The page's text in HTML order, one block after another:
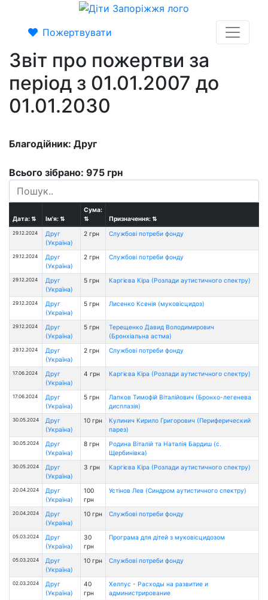
Пожертвувати
Звіт про пожертви за
період з 01.01.2007 до
01.01.2030
Благодійник: Друг
Всього зібрано: 975 грн
Дата:⇅ Ім'я:⇅
Сума:
⇅
Призначення:⇅
29.12.2024
Друг
(Україна)
2 грн Службові потреби фонду
29.12.2024
Друг
(Україна)
2 грн Службові потреби фонду
29.12.2024
Друг
(Україна)
5 грн Каргієва Кіра (Розлади аутистичного спектру)
29.12.2024
Друг
(Україна)
5 грн Лисенко Ксенія (муковісцидоз)
29.12.2024
Друг
(Україна)
5 грн
Терещенко Давид Володимирович
(Бронхіальна астма)
29.12.2024
Друг
(Україна)
2 грн Службові потреби фонду
17.06.2024
Друг
(Україна)
4 грн Каргієва Кіра (Розлади аутистичного спектру)
17.06.2024
Друг
(Україна)
5 грн
Лапков Тимофій Віталійович (Бронхо-легенева
дисплазія)
30.05.2024
Друг
(Україна)
10 грн
Кулинич Кирило Григорович (Периферический
парез)
30.05.2024
Друг
(Україна)
8 грн
Родина Віталій та Наталія Бардиш (с.
Щербинівка)
30.05.2024
Друг
(Україна)
3 грн Каргієва Кіра (Розлади аутистичного спектру)
20.04.2024
Друг
(Україна)
100
грн
Устінов Лев (Cиндром аутистичного спектру)
20.04.2024
Друг
(Україна)
10 грн Службові потреби фонду
05.03.2024
Друг
(Україна)
30
грн
Програма для дітей з муковісцидозом
05.03.2024
Друг
(Україна)
10 грн Службові потреби фонду
02.03.2024
Друг
(Україна)
40
грн
Хелпус - Расходы на развитие и
администрирование